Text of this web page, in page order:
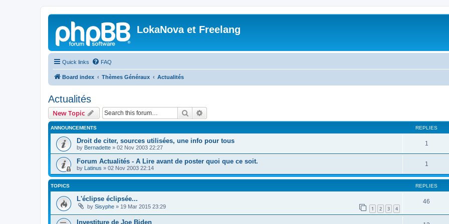
LokaNova et Freelang
Quick links FAQ
Board index Thèmes Généraux Actualités
Actualités
New Topic Search
ANNOUNCEMENTS REPLIES
Droit de citer, sources utilisées, une info pour tous
by Bernadette » 02 Nov 2003 22:27
1
Forum Actualités - A Lire avant de poster quoi que ce soit.
by Latinus » 02 Nov 2003 22:14
1
TOPICS REPLIES
L'éclipse éclipsée...
by Sisyphe » 19 Mar 2015 23:29 1 2 3 4
46
Investiture de Joe Biden